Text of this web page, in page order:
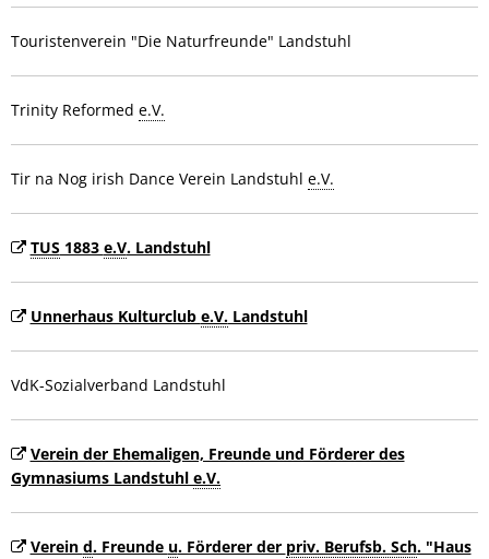
Touristenverein "Die Naturfreunde" Landstuhl
Trinity Reformed e.V.
Tir na Nog irish Dance Verein Landstuhl e.V.
TUS1883 e.V. Landstuhl
Unnerhaus Kulturclub e.V.Landstuhl
VdK-Sozialverband Landstuhl
Verein der Ehemaligen, Freunde und Förderer des
Gymnasiums Landstuhl e.V.
Verein d. Freunde u. Förderer der priv. Berufsb. Sch. "Haus